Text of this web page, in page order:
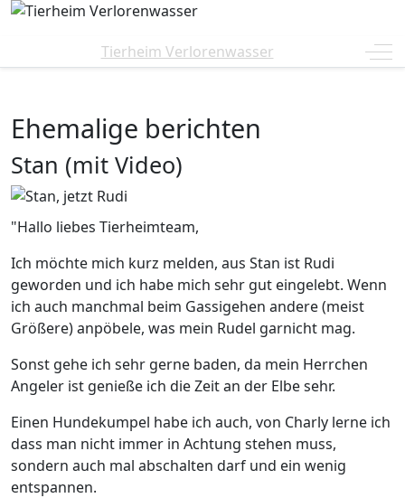
Tierheim Verlorenwasser
Ehemalige berichten
Stan (mit Video)
"Hallo liebes Tierheimteam,
Ich möchte mich kurz melden, aus Stan ist Rudi
geworden und ich habe mich sehr gut eingelebt. Wenn
ich auch manchmal beim Gassigehen andere (meist
Größere) anpöbele, was mein Rudel garnicht mag.
Sonst gehe ich sehr gerne baden, da mein Herrchen
Angeler ist genieße ich die Zeit an der Elbe sehr.
Einen Hundekumpel habe ich auch, von Charly lerne ich
dass man nicht immer in Achtung stehen muss,
sondern auch mal abschalten darf und ein wenig
entspannen.